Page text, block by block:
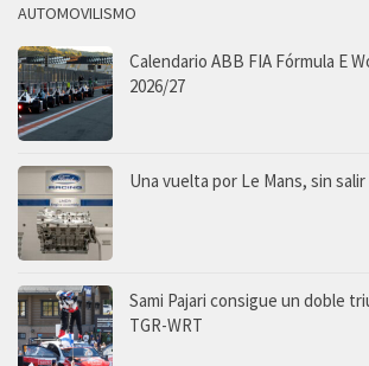
AUTOMOVILISMO
Calendario ABB FIA Fórmula E
2026/27
Una vuelta por Le Mans, sin
Sami Pajari consigue un doble
TGR-WRT